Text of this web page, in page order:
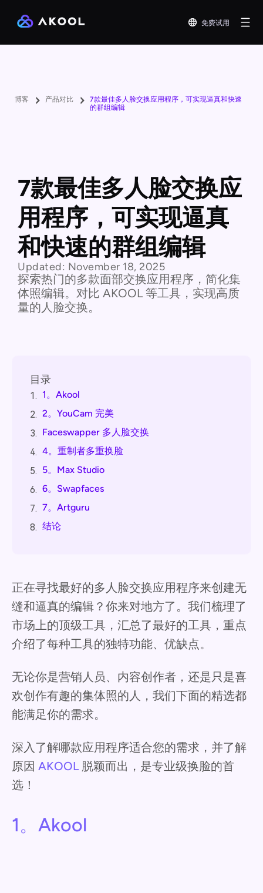
免费试用
博客 产品对比
7款最佳多人脸交换应用程序，可实现逼真和快速
的群组编辑
7款最佳多人脸交换应
用程序，可实现逼真
和快速的群组编辑
Updated: November 18, 2025
探索热门的多款面部交换应用程序，简化集
体照编辑。对比 AKOOL 等工具，实现高质
量的人脸交换。
目录
1. 1。Akool
2. 2。YouCam 完美
3. Faceswapper 多人脸交换
4. 4。重制者多重换脸
5. 5。Max Studio
6. 6。Swapfaces
7. 7。Artguru
8. 结论
正在寻找最好的多人脸交换应用程序来创建无
缝和逼真的编辑？你来对地方了。我们梳理了
市场上的顶级工具，汇总了最好的工具，重点
介绍了每种工具的独特功能、优缺点。
无论你是营销人员、内容创作者，还是只是喜
欢创作有趣的集体照的人，我们下面的精选都
能满足你的需求。
深入了解哪款应用程序适合您的需求，并了解
原因 AKOOL脱颖而出，是专业级换脸的首
选！
1。Akool